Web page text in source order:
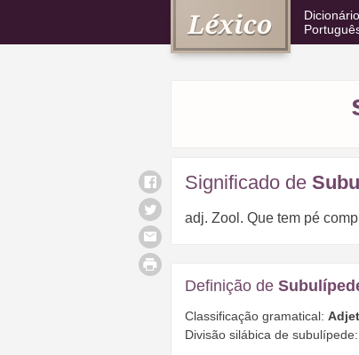
Significado de
adj. Zool. Que tem pé
Definição de
Classificação gramatical:
Divisão silábica de subulípede: